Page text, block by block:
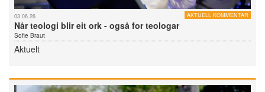
03.06.26 AKTUELL KOMMENTAR
Når teologi blir eit ork - også for teologar
Sofie Braut
Aktuelt